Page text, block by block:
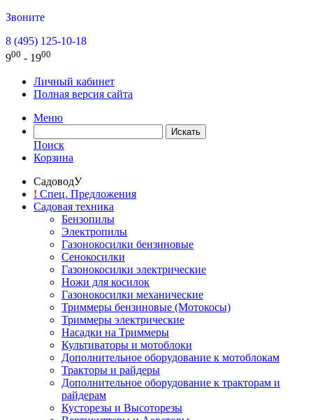
Звоните
8 (495) 125-10-18
900 - 1900
Личный кабинет
Полная версия сайта
Меню
Поиск
Корзина
СадоводУ
! Спец. Предложения
Садовая техника
Бензопилы
Электропилы
Газонокосилки бензиновые
Сенокосилки
Газонокосилки электрические
Ножи для косилок
Газонокосилки механические
Триммеры бензиновые (Мотокосы)
Триммеры электрические
Насадки на Триммеры
Культиваторы и мотоблоки
Дополнительное оборудование к мотоблокам
Тракторы и райдеры
Дополнительное оборудование к тракторам и
райдерам
Кусторезы и Высоторезы